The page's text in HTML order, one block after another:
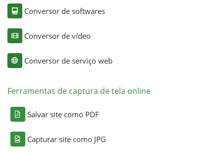
Conversor de softwares
Conversor de vídeo
Conversor de serviço web
Ferramentas de captura de tela online
Salvar site como PDF
Capturar site como JPG